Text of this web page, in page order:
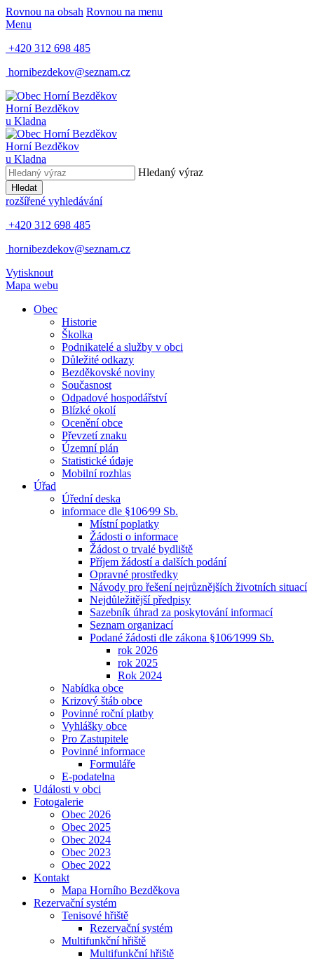
Rovnou na obsah Rovnou na menu
Menu
+420 312 698 485
hornibezdekov@seznam.cz
Horní Bezděkov
u Kladna
Horní Bezděkov
u Kladna
Hledaný výraz
Hledat
rozšířené vyhledávání
+420 312 698 485
hornibezdekov@seznam.cz
Vytisknout
Mapa webu
Obec
Historie
Školka
Podnikatelé a služby v obci
Důležité odkazy
Bezděkovské noviny
Současnost
Odpadové hospodářství
Blízké okolí
Ocenění obce
Převzetí znaku
Územní plán
Statistické údaje
Mobilní rozhlas
Úřad
Úřední deska
informace dle §106⁄99 Sb.
Místní poplatky
Žádosti o informace
Žádost o trvalé bydliště
Příjem žádostí a dalších podání
Opravné prostředky
Návody pro řešení nejrůznějších životních situací
Nejdůležitější předpisy
Sazebník úhrad za poskytování informací
Seznam organizací
Podané žádosti dle zákona §106⁄1999 Sb.
rok 2026
rok 2025
Rok 2024
Nabídka obce
Krizový štáb obce
Povinné roční platby
Vyhlášky obce
Pro Zastupitele
Povinné informace
Formuláře
E-podatelna
Události v obci
Fotogalerie
Obec 2026
Obec 2025
Obec 2024
Obec 2023
Obec 2022
Kontakt
Mapa Horního Bezděkova
Rezervační systém
Tenisové hřiště
Rezervační systém
Multifunkční hřiště
Multifunkční hřiště